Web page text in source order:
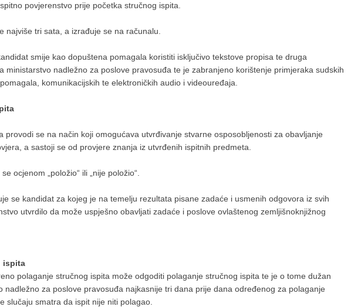
povjerenstvo prije početka stručnog ispita.
najviše tri sata, a izrađuje se na računalu.
smije kao dopuštena pomagala koristiti isključivo tekstove propisa te druga
ministarstvo nadležno za poslove pravosuđa te je zabranjeno korištenje primjeraka sudskih
komunikacijskih te elektroničkih audio i videouređaja.
provodi se na način koji omogućava utvrđivanje stvarne osposobljenosti za obavljanje
a sastoji se od provjere znanja iz utvrđenih ispitnih predmeta.
ocjenom „položio“ ili „nije položio“.
se kandidat za kojeg je na temelju rezultata pisane zadaće i usmenih odgovora iz svih
utvrdilo da može uspješno obavljati zadaće i poslove ovlaštenog zemljišnoknjižnog
ispita
polaganje stručnog ispita može odgoditi polaganje stručnog ispita te je o tome dužan
nadležno za poslove pravosuđa najkasnije tri dana prije dana određenog za polaganje
slučaju smatra da ispit nije niti polagao.